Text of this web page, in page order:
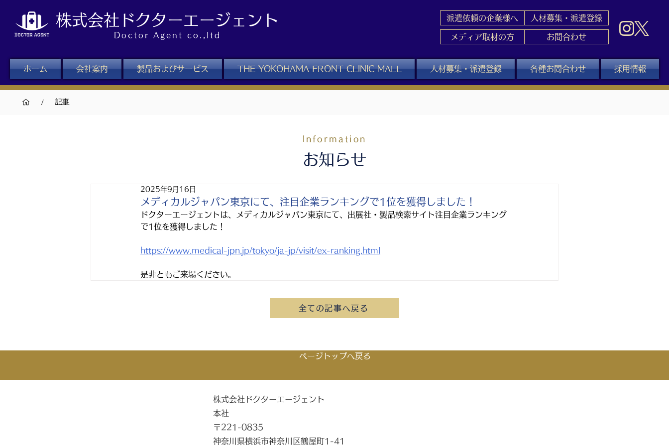
株式会社ドクターエージェント
Doctor Agent co.,ltd
派遣依頼の企業様へ 人材募集・派遣登録
メディア取材の方 お問合わせ
ホーム 会社案内 製品およびサービス THE YOKOHAMA FRONT CLINIC MALL 人材募集・派遣登録 各種お問合わせ 採用情報
/ 記事
Information
お知らせ
メディカルジャパン東京にて、注目企業ランキングで1位を獲得しました！
2025年9月16日
ドクターエージェントは、メディカルジャパン東京にて、出展社・製品検索サイト注目企業ランキング
で1位を獲得しました！
https://www.medical-jpn.jp/tokyo/ja-jp/visit/ex-ranking.html
是非ともご来場ください。
全ての記事へ戻る
ページトップへ戻る
株式会社ドクターエージェント
本社
〒221-0835
神奈川県横浜市神奈川区鶴屋町1-41